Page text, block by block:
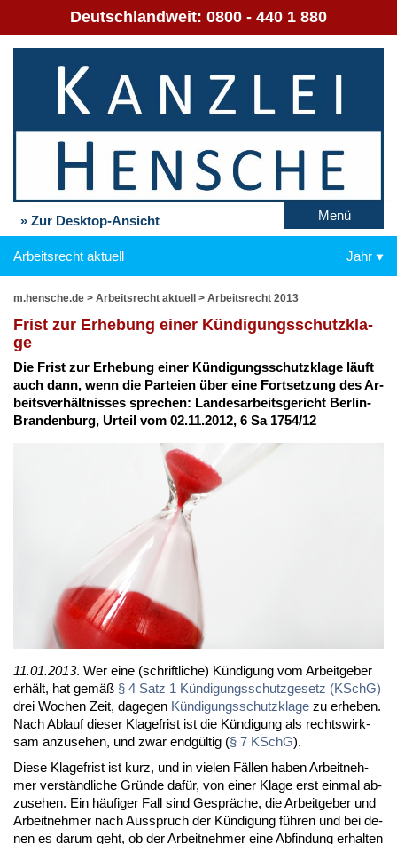
Deutschlandweit: 0800 - 440 1 880
» Zur Desktop-Ansicht Menü
Arbeitsrecht aktuell Jahr
m.hensche.de > Arbeitsrecht aktuell > Arbeitsrecht 2013
Frist zur Er­he­bung ei­ner Kün­di­gungs­schutz­kla­
ge
Die Frist zur Er­he­bung ei­ner Kün­di­gungs­schutz­kla­ge läuft
auch dann, wenn die Par­tei­en über ei­ne Fort­set­zung des Ar­
beits­ver­hält­nis­ses spre­chen: Lan­des­ar­beits­ge­richt Ber­lin-
Bran­den­burg, Ur­teil vom 02.11.2012, 6 Sa 1754/12
11.01.2013. Wer ei­ne (schrift­li­che) Kün­di­gung vom Ar­beit­ge­ber
er­hält, hat ge­mäß § 4 Satz 1 Kün­di­gungs­schutz­ge­setz (KSchG)
drei Wo­chen Zeit, da­ge­gen Kün­di­gungs­schutz­kla­ge zu er­he­ben.
Nach Ab­lauf die­ser Kla­ge­frist ist die Kün­di­gung als rechts­wirk­
sam an­zu­se­hen, und zwar end­gül­tig (§ 7 KSchG).
Die­se Kla­ge­frist ist kurz, und in vie­len Fäl­len ha­ben Ar­beit­neh­
mer ver­ständ­li­che Grün­de da­für, von ei­ner Kla­ge erst ein­mal ab­
zu­se­hen. Ein häu­fi­ger Fall sind Ge­sprä­che, die Ar­beit­ge­ber und
Ar­beit­neh­mer nach Aus­spruch der Kün­di­gung füh­ren und bei de­
nen es dar­um geht, ob der Ar­beit­neh­mer ei­ne Ab­fin­dung er­hal­ten